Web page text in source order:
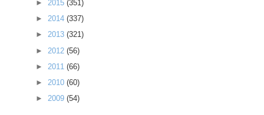
► 2015 (351)
► 2014 (337)
► 2013 (321)
► 2012 (56)
► 2011 (66)
► 2010 (60)
► 2009 (54)